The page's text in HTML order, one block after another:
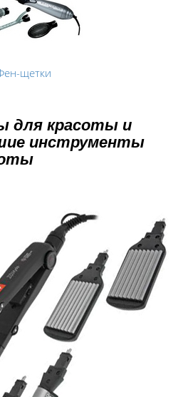
щетки
для красоты и
инструменты